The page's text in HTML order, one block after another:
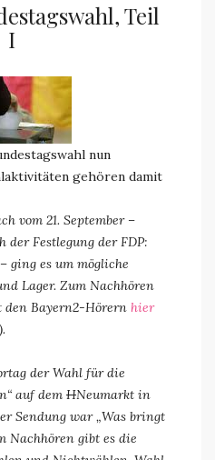
Teil
I
nun
gehören damit
vom 21. September –
der Festlegung der FDP:
ging es um mögliche
Lager. Zum Nachhören
den Bayern2-Hörern hier
der Wahl für die
auf dem HNeumarkt in
Sendung war „Was bringt
Nachhören gibt es die